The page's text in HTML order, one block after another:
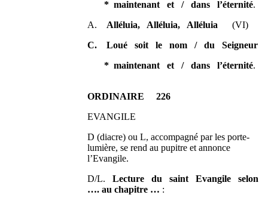
* maintenant et / dans l’éternité.
A. Alléluia, Alléluia, Alléluia (VI)
C. Loué soit le nom / du Seigneur
* maintenant et / dans l’éternité.
ORDINAIRE 226
EVANGILE
D (diacre) ou L, accompagné par les porte-
lumière, se rend au pupitre et annonce
l’Evangile.
D/L.Lecture du saint Evangile selon
…. au chapitre … :